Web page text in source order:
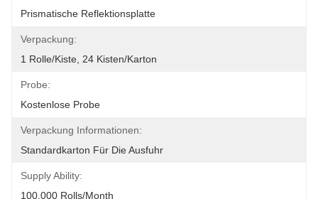
Prismatische Reflektionsplatte
Verpackung:
1 Rolle/Kiste, 24 Kisten/Karton
Probe:
Kostenlose Probe
Verpackung Informationen:
Standardkarton Für Die Ausfuhr
Supply Ability:
100,000 Rolls/month